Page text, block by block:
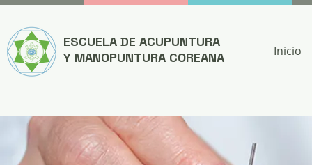
ESCUELA DE ACUPUNTURA
Y MANOPUNTURA COREANA
Inicio